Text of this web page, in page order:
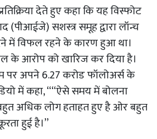
देते हुए कहा कि यह विस्फोट
(पीआईजे) सशस्त्र समूह द्वारा लॉन्च
में विफल रहने के कारण हुआ था।
के आरोप को खारिज कर दिया है।
पर अपने 6.27 करोड फॉलोअर्स के
में कहा, ““ऐसे समय में बोलना
अधिक लोग हताहत हुए है ओर बहुत
हुई है।”